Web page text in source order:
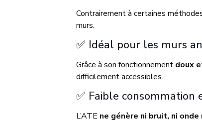
Contrairement à certaines
murs.
✅ Idéal pour les murs
Grâce à son fonctionnement doux
difficilement accessibles.
✅ Faible consommation
L’ATE ne génère ni bruit, ni onde